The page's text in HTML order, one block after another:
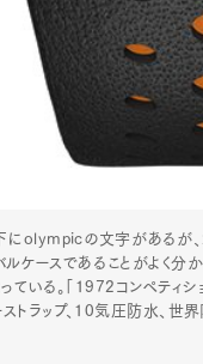
にolympicの文字がある
ケースであることがよく分
ている。「1972コンペティ
ストラップ、10気圧防水、